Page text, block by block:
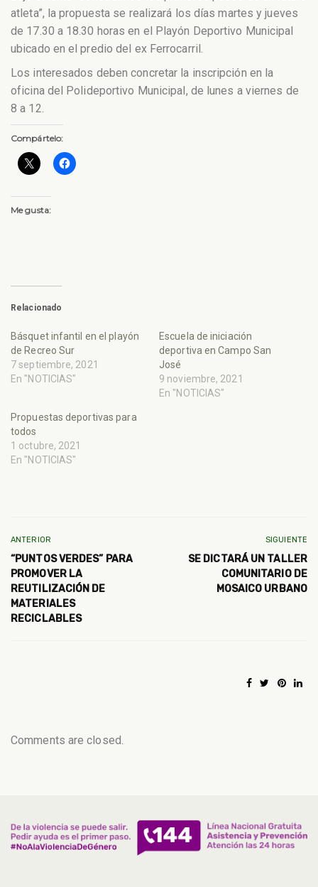
atleta”, la propuesta se realizará los días martes y jueves
de 17.30 a 18.30 horas en el Playón Deportivo Municipal
ubicado en el predio del ex Ferrocarril.
Los interesados deben concretar la inscripción en la
oficina del Polideportivo Municipal, de lunes a viernes de
8 a 12.
Compártelo:
Me gusta:
Relacionado
Básquet infantil en el playón
de Recreo Sur
7 septiembre, 2021
En "NOTICIAS"
Escuela de iniciación
deportiva en Campo San
José
9 noviembre, 2021
En "NOTICIAS"
Propuestas deportivas para
todos
1 octubre, 2021
En "NOTICIAS"
ANTERIOR
“PUNTOS VERDES” PARA
PROMOVER LA
REUTILIZACIÓN DE
MATERIALES
RECICLABLES
SIGUIENTE
SE DICTARÁ UN TALLER
COMUNITARIO DE
MOSAICO URBANO
Comments are closed.